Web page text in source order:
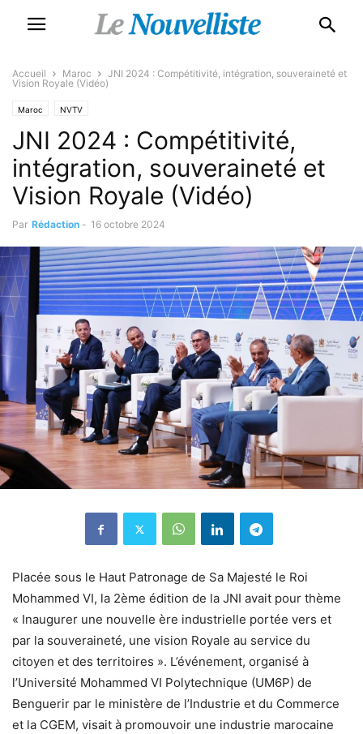
Accueil Maroc
JNI 2024 : Compétitivité, intégration, souveraineté et
Vision Royale (Vidéo)
Maroc NVTV
JNI 2024 : Compétitivité,
intégration, souveraineté et
Vision Royale (Vidéo)
Par Rédaction - 16 octobre 2024
Placée sous le Haut Patronage de Sa Majesté le Roi
Mohammed VI, la 2ème édition de la JNI avait pour thème
« Inaugurer une nouvelle ère industrielle portée vers et
par la souveraineté, une vision Royale au service du
citoyen et des territoires ». L’événement, organisé à
l’Université Mohammed VI Polytechnique (UM6P) de
Benguerir par le ministère de l’Industrie et du Commerce
et la CGEM, visait à promouvoir une industrie marocaine